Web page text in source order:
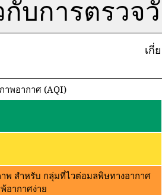
กับการตรว
เกี่
พอากาศ (AQI)
พ สำหรับ กลุ่มที่ไวต่อมลพิษทางอากาศ
อากาศง่าย